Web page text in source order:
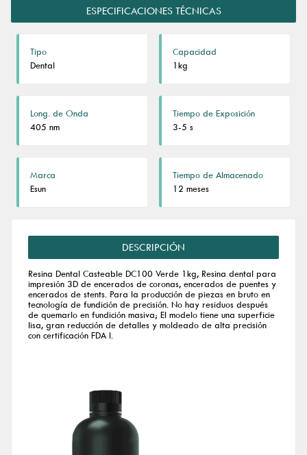
ESPECIFICACIONES TÉCNICAS
Tipo
Dental
Capacidad
1kg
Long. de Onda
405 nm
Tiempo de Exposición
3-5 s
Marca
Esun
Tiempo de Almacenado
12 meses
DESCRIPCIÓN
Resina Dental Casteable DC100 Verde 1kg, Resina dental para
impresión 3D de encerados de coronas, encerados de puentes y
encerados de stents. Para la producción de piezas en bruto en
tecnología de fundición de precisión. No hay residuos después
de quemarlo en fundición masiva; El modelo tiene una superficie
lisa, gran reducción de detalles y moldeado de alta precisión
con certificación FDA I.